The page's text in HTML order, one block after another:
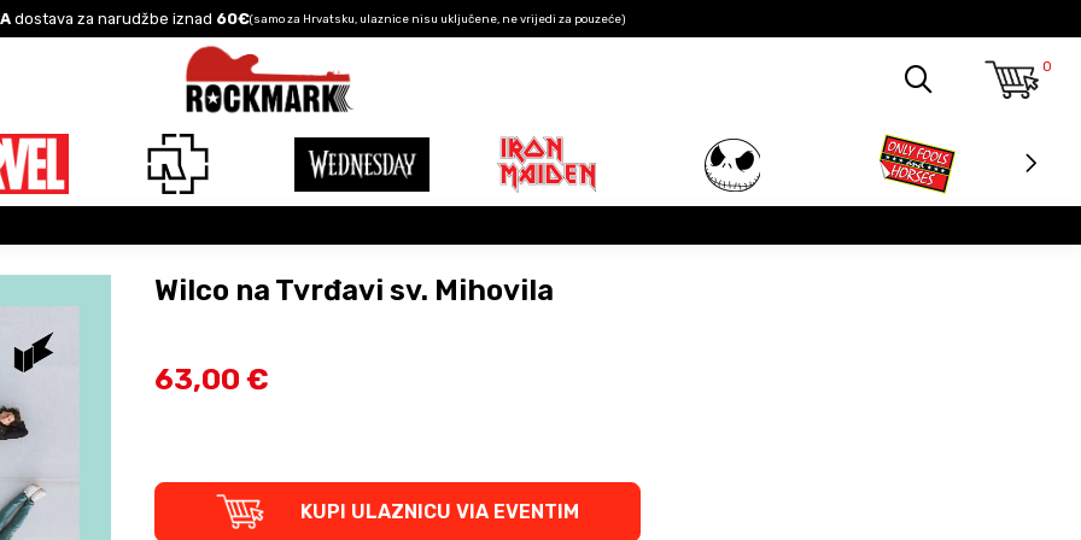
dostava za narudžbe iznad 60€(samo za Hrvatsku, ulaznice nisu uključene, ne vrijedi za pouzeće)
0
Wilco na Tvrđavi sv. Mihovila
63,00 €
KUPI ULAZNICU VIA EVENTIM